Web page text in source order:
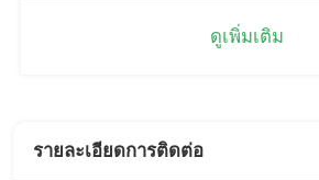
ดูเพิ่มเติม
รายละเอียดการติดต่อ